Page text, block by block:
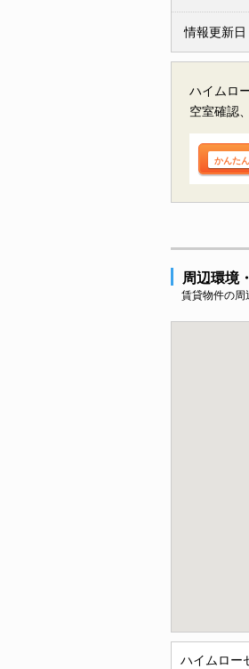
情報更新日
ハイムロ
空室確認
かんたん
周辺環境
賃貸物件の周
ハイムロー